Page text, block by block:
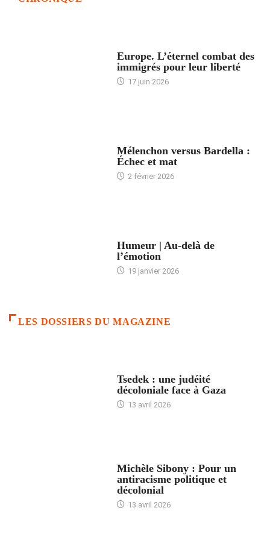
Europe. L’éternel combat des
immigrés pour leur liberté
17 juin 2026
Mélenchon versus Bardella :
Échec et mat
2 février 2026
Humeur | Au-delà de
l’émotion
19 janvier 2026
LES DOSSIERS DU MAGAZINE
Tsedek : une judéité
décoloniale face à Gaza
13 avril 2026
Michèle Sibony : Pour un
antiracisme politique et
décolonial
13 avril 2026